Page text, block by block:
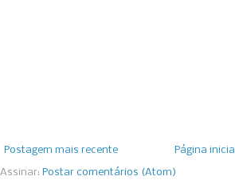
Postagem mais recente Página inicial
Assinar: Postar comentários (Atom)